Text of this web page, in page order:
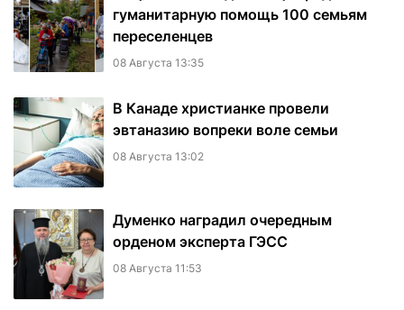
гуманитарную помощь 100 семьям
переселенцев
08 Августа 13:35
В Канаде христианке провели
эвтаназию вопреки воле семьи
08 Августа 13:02
Думенко наградил очередным
орденом эксперта ГЭСС
08 Августа 11:53